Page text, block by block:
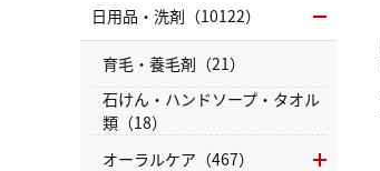
日用品・洗剤（10122）
育毛・養毛剤（21）
石けん・ハンドソープ・タオル
類（18）
オーラルケア（467）